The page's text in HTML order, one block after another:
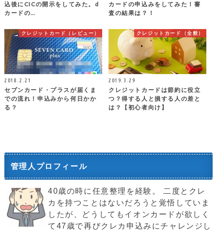
込後にCICの開示をしてみた。d
カードの…
カードの申込みをしてみた！審
査の結果は？！
クレジットカード（レビュー）
2018.2.21
セブンカード・プラスが届くま
での流れ！申込みから何日かか
る？
クレジットカード（全般）
2019.3.29
クレジットカードは節約に役立
つ？得する人と損する人の差と
は？【初心者向け】
管理人プロフィール
40歳の時に任意整理を経験。 二度とクレ
カを持つことはないだろうと覚悟していま
したが、どうしてもイオンカードが欲しく
て47歳で再びクレカ申込みにチャレンジし